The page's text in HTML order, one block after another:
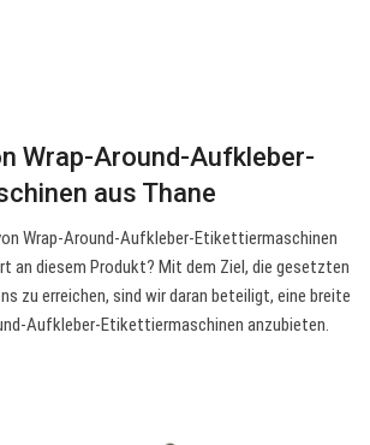
Wrap-Around-Aufkleber-
aus Thane
Wrap-Around-Aufkleber-Etikettiermaschinen
an diesem Produkt? Mit dem Ziel, die gesetzten
zu erreichen, sind wir daran beteiligt, eine breite
Aufkleber-Etikettiermaschinen anzubieten.